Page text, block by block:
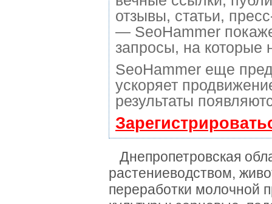
отзывы, статьи,
— SeoHammer
запросы, на которые
SeoHammer еще
ускоряет
результаты
Днепропетровская
растениеводством,
переработки молочной